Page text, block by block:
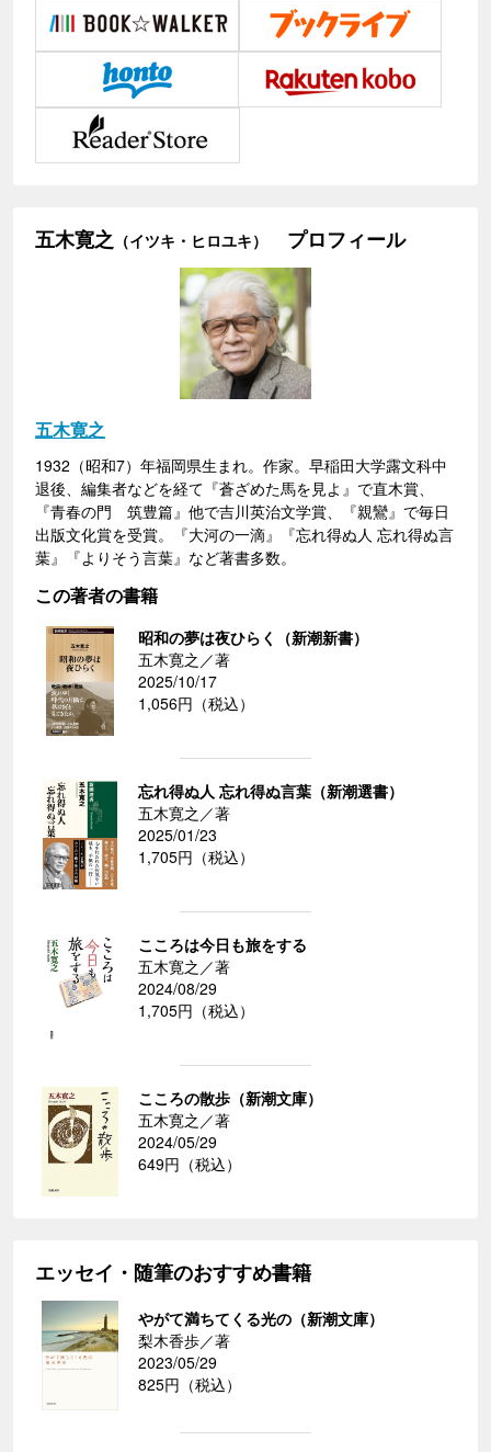
五木寛之 （イツキ・ヒロユキ） プロフィール
五木寛之
1932（昭和7）年福岡県生まれ。作家。早稲田大学露文科中
退後、編集者などを経て『蒼ざめた馬を見よ』で直木賞、
『青春の門 筑豊篇』他で吉川英治文学賞、『親鸞』で毎日
出版文化賞を受賞。『大河の一滴』『忘れ得ぬ人 忘れ得ぬ言
葉』『よりそう言葉』など著書多数。
この著者の書籍
昭和の夢は夜ひらく（新潮新書）
五木寛之／著
2025/10/17
1,056円（税込）
忘れ得ぬ人 忘れ得ぬ言葉（新潮選書）
五木寛之／著
2025/01/23
1,705円（税込）
こころは今日も旅をする
五木寛之／著
2024/08/29
1,705円（税込）
こころの散歩（新潮文庫）
五木寛之／著
2024/05/29
649円（税込）
エッセイ・随筆のおすすめ書籍
やがて満ちてくる光の（新潮文庫）
梨木香歩／著
2023/05/29
825円（税込）